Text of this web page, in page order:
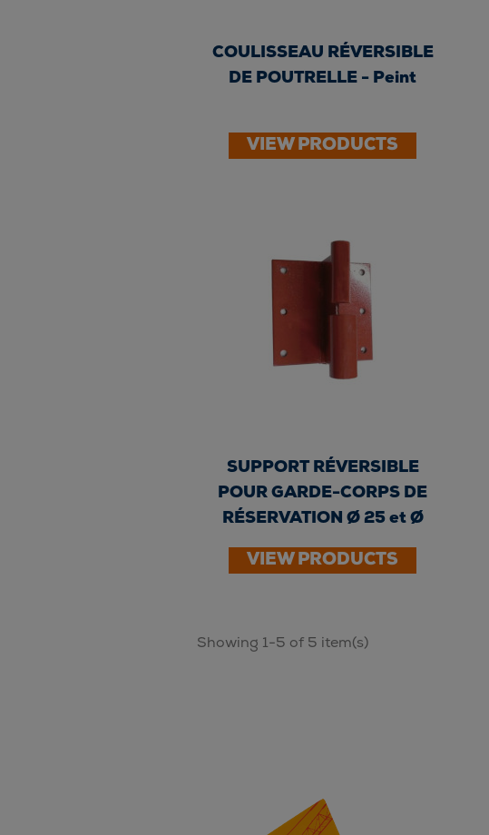
COULISSEAU RÉVERSIBLE
DE POUTRELLE - Peint
VIEW PRODUCTS
SUPPORT RÉVERSIBLE
POUR GARDE-CORPS DE
RÉSERVATION Ø 25 et Ø
40 -...
VIEW PRODUCTS
Showing 1-5 of 5 item(s)